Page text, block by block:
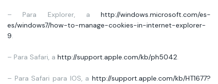
– Para Explorer, a http://windows.microsoft.com/es-
es/windows7/how-to-manage-cookies-in-internet-explorer-
9.
– Para Safari, a http://support.apple.com/kb/ph5042.
– Para Safari para IOS, a http://support.apple.com/kb/HT1677?